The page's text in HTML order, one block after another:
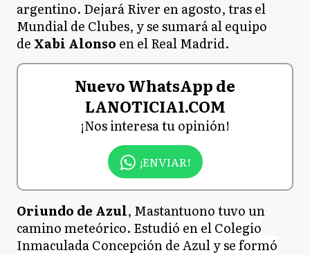
argentino. Dejará River en agosto, tras el
Mundial de Clubes, y se sumará al equipo
de Xabi Alonso en el Real Madrid.
Nuevo WhatsApp de
LANOTICIA1.COM
¡Nos interesa tu opinión!
¡ENVIAR!
Oriundo de Azul, Mastantuono tuvo un
camino meteórico. Estudió en el Colegio
Inmaculada Concepción de Azul y se formó